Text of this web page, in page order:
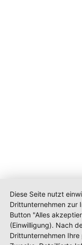
Diese Seite nutzt
Drittunternehmen zur
Button "Alles
(Einwilligung). Nach
Drittunternehmen